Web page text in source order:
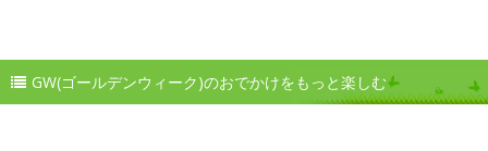
GW(ゴールデンウィーク)のおでかけをもっと楽しむ